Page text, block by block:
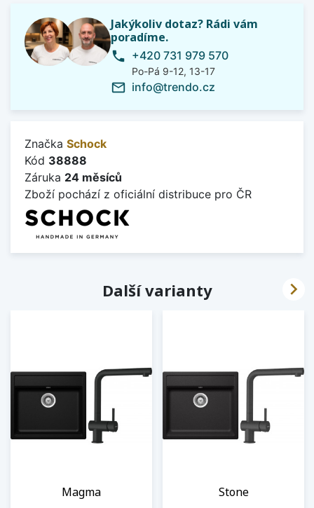
Jakýkoliv dotaz? Rádi vám
poradíme.
phone +420 731 979 570
Po-Pá 9-12, 13-17
mail_outline info@trendo.cz
Značka Schock
Kód 38888
Záruka 24 měsíců
Zboží pochází z oficiální distribuce pro ČR
Další varianty
Magma Stone
